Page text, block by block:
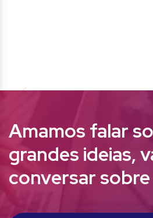
Amamos falar
grandes ideias,
conversar sobre